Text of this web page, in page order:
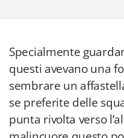
Specialmente
questi avevano una
sembrare un
se preferite delle
punta rivolta verso